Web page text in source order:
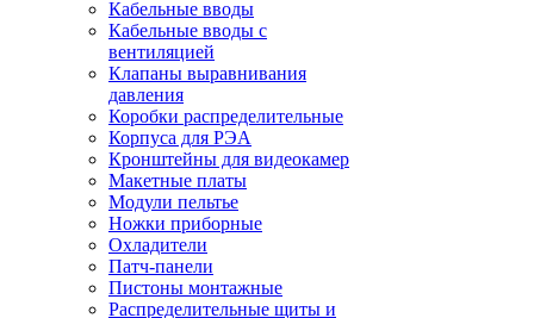
Кабельные вводы
Кабельные вводы с
вентиляцией
Клапаны выравнивания
давления
Коробки распределительные
Корпуса для РЭА
Кронштейны для видеокамер
Макетные платы
Модули пельтье
Ножки приборные
Охладители
Патч-панели
Пистоны монтажные
Распределительные щиты и